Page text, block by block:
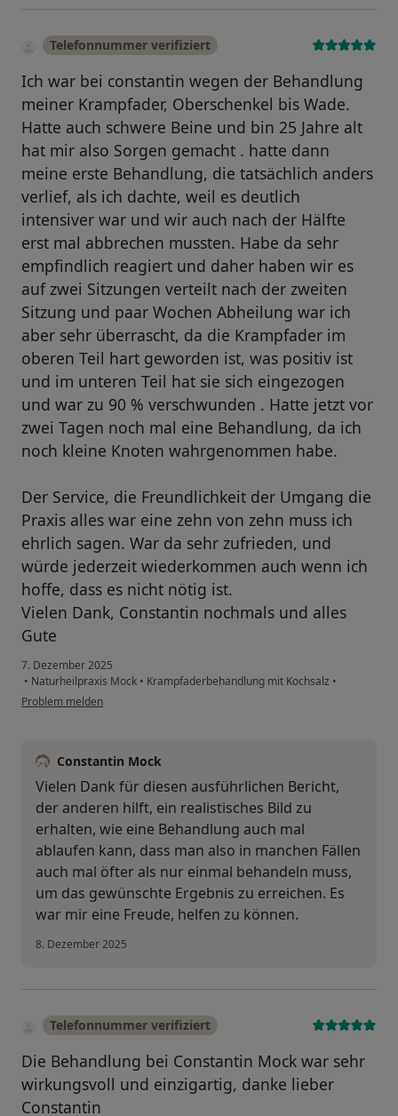
Telefonnummer verifiziert
Ich war bei constantin wegen der Behandlung
meiner Krampfader, Oberschenkel bis Wade.
Hatte auch schwere Beine und bin 25 Jahre alt
hat mir also Sorgen gemacht . hatte dann
meine erste Behandlung, die tatsächlich anders
verlief, als ich dachte, weil es deutlich
intensiver war und wir auch nach der Hälfte
erst mal abbrechen mussten. Habe da sehr
empfindlich reagiert und daher haben wir es
auf zwei Sitzungen verteilt nach der zweiten
Sitzung und paar Wochen Abheilung war ich
aber sehr überrascht, da die Krampfader im
oberen Teil hart geworden ist, was positiv ist
und im unteren Teil hat sie sich eingezogen
und war zu 90 % verschwunden . Hatte jetzt vor
zwei Tagen noch mal eine Behandlung, da ich
noch kleine Knoten wahrgenommen habe.
Der Service, die Freundlichkeit der Umgang die
Praxis alles war eine zehn von zehn muss ich
ehrlich sagen. War da sehr zufrieden, und
würde jederzeit wiederkommen auch wenn ich
hoffe, dass es nicht nötig ist.
Vielen Dank, Constantin nochmals und alles
Gute
7. Dezember 2025
• Naturheilpraxis Mock • Krampfaderbehandlung mit Kochsalz •
Problem melden
Constantin Mock
Vielen Dank für diesen ausführlichen Bericht,
der anderen hilft, ein realistisches Bild zu
erhalten, wie eine Behandlung auch mal
ablaufen kann, dass man also in manchen Fällen
auch mal öfter als nur einmal behandeln muss,
um das gewünschte Ergebnis zu erreichen. Es
war mir eine Freude, helfen zu können.
8. Dezember 2025
Telefonnummer verifiziert
Die Behandlung bei Constantin Mock war sehr
wirkungsvoll und einzigartig, danke lieber
Constantin